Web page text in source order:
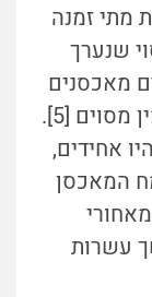
מתי זמנה
שנערך
מאכסנים
בעלי זמני פריחה שונים בכשות ממין מסוים [5].
אחידים,
המאכסן
עשרות